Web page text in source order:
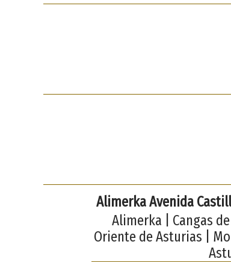
Alimerka Avenida
Alimerka | Cangas
Oriente de Asturias |